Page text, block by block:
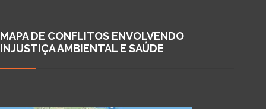
MAPA DE CONFLITOS ENVOLVENDO
INJUSTIÇA AMBIENTAL E SAÚDE